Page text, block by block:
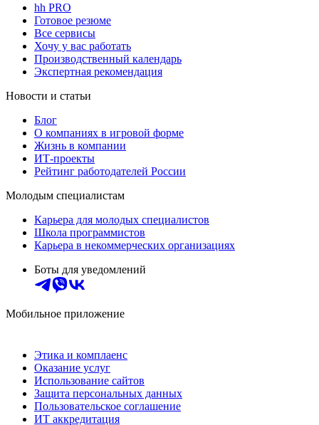
hh PRO
Готовое резюме
Все сервисы
Хочу у вас работать
Производственный календарь
Экспертная рекомендация
Новости и статьи
Блог
О компаниях в игровой форме
Жизнь в компании
ИТ-проекты
Рейтинг работодателей России
Молодым специалистам
Карьера для молодых специалистов
Школа программистов
Карьера в некоммерческих организациях
Боты для уведомлений
Мобильное приложение
Этика и комплаенс
Оказание услуг
Использование сайтов
Защита персональных данных
Пользовательское соглашение
ИТ аккредитация